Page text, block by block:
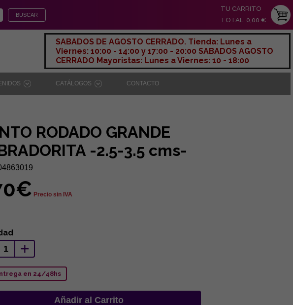
TU CARRITO
TOTAL: 0,00 €
SABADOS DE AGOSTO CERRADO. Tienda: Lunes a
Viernes: 10:00 - 14:00 y 17:00 - 20:00 SABADOS AGOSTO
CERRADO Mayoristas: Lunes a Viernes: 10 - 18:00
CATÁLOGOS CONTACTO
RODADO GRANDE
-2.5-3.5 cms-
Precio sin IVA
+
en 24/48hs